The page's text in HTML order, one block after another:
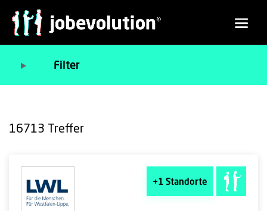
Filter
16713 Treffer
+1 Standorte